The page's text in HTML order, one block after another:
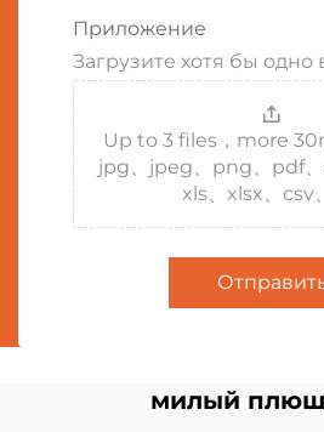
Приложение
Загрузите хотя бы
Up to 3 files，more
jpg、jpeg、png、pdf、
xls、xlsx、csv
милый